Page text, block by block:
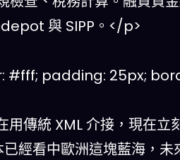
與 SIPP。</p>
#fff; padding: 25px;
傳統 XML 介接，現在立
經看中歐洲這塊藍海，未